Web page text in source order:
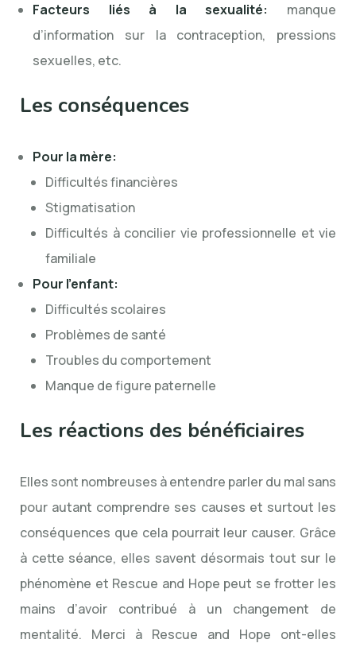
Facteurs liés à la sexualité:
manque
d’information sur la contraception, pressions
sexuelles, etc.
Les conséquences
Pour la mère:
Difficultés financières
Stigmatisation
Difficultés à concilier vie professionnelle et vie
familiale
Pour l’enfant:
Difficultés scolaires
Problèmes de santé
Troubles du comportement
Manque de figure paternelle
Les réactions des bénéficiaires
Elles sont nombreuses à entendre parler du mal sans
pour autant comprendre ses causes et surtout les
conséquences que cela pourrait leur causer. Grâce
à cette séance, elles savent désormais tout sur le
phénomène et Rescue and Hope peut se frotter les
mains d’avoir contribué à un changement de
mentalité. Merci à Rescue and Hope ont-elles